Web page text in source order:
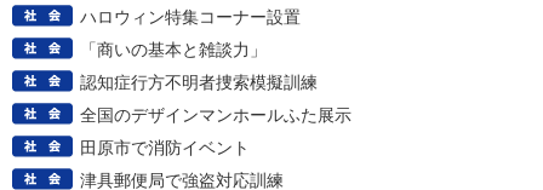
ハロウィン特集コーナー設置
「商いの基本と雑談力」
認知症行方不明者捜索模擬訓練
全国のデザインマンホールふた展示
田原市で消防イベント
津具郵便局で強盗対応訓練